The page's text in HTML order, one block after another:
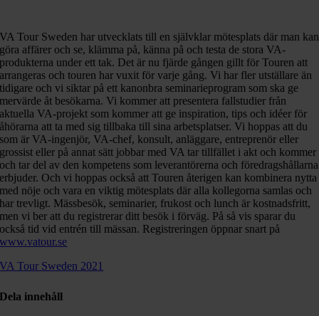
VA Tour Sweden har utvecklats till en självklar mötesplats där man kan
göra affärer och se, klämma på, känna på och testa de stora VA-
produkterna under ett tak. Det är nu fjärde gången gillt för Touren att
arrangeras och touren har vuxit för varje gång. Vi har fler utställare än
tidigare och vi siktar på ett kanonbra seminarieprogram som ska ge
mervärde åt besökarna. Vi kommer att presentera fallstudier från
aktuella VA-projekt som kommer att ge inspiration, tips och idéer för
åhörarna att ta med sig tillbaka till sina arbetsplatser. Vi hoppas att du
som är VA-ingenjör, VA-chef, konsult, anläggare, entreprenör eller
grossist eller på annat sätt jobbar med VA tar tillfället i akt och kommer
och tar del av den kompetens som leverantörerna och föredragshållarna
erbjuder. Och vi hoppas också att Touren återigen kan kombinera nytta
med nöje och vara en viktig mötesplats där alla kollegorna samlas och
har trevligt. Mässbesök, seminarier, frukost och lunch är kostnadsfritt,
men vi ber att du registrerar ditt besök i förväg. På så vis sparar du
också tid vid entrén till mässan. Registreringen öppnar snart på
www.vatour.se
VA Tour Sweden 2021
Dela innehåll